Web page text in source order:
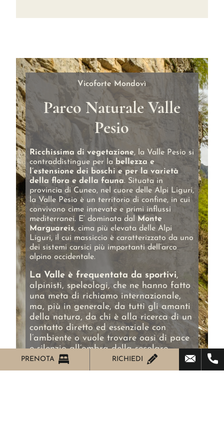
PRENOTA RICHIEDI
Vicoforte Mondovì
Parco Naturale Valle
Pesio
Ricchissima di vegetazione, la Valle Pesio si
contraddistingue per la bellezza e
l’estensione dei boschi e per la varietà
della flora e della fauna. Situata in
provincia di Cuneo, nel cuore delle Alpi Liguri,
la Valle Pesio è un territorio di confine, in cui
convivono cime innevate e primi influssi
mediterranei. E’ dominata dal
Monte
Marguareis, cima più elevata delle Alpi
Liguri, il cui massiccio è caratterizzato da uno
dei sistemi carsici più importanti dell’arco
alpino occidentale.
La Valle è frequentata da sportivi,
alpinisti, speleologi, che ne hanno fatto
una meta di richiamo internazionale,
ma, più in generale, da tutti gli amanti
della natura, da chi è alla ricerca di un
contatto diretto ed essenziale con
l’ambiente o vuole trovare oasi di pace
e silenzio all’ombra della secolare
Certosa.